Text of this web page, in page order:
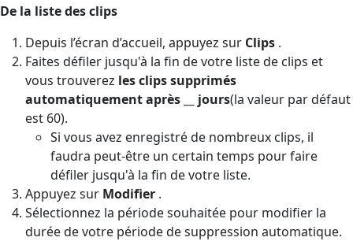
De la liste des clips
Depuis l’écran d’accueil, appuyez sur Clips .
Faites défiler jusqu'à la fin de votre liste de clips et
vous trouverez les clips supprimés
automatiquement après __ jours(la valeur par défaut
est 60).
Si vous avez enregistré de nombreux clips, il
faudra peut-être un certain temps pour faire
défiler jusqu'à la fin de votre liste.
Appuyez sur Modifier .
Sélectionnez la période souhaitée pour modifier la
durée de votre période de suppression automatique.